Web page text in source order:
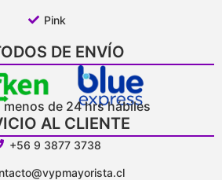
Pink
DE ENVÍO
menos de 24 hrs hábiles
AL CLIENTE
+56 9 3877 3738